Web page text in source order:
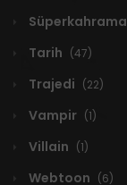
Tarih (47)
Trajedi (22)
Vampir (1)
Villain (1)
Webtoon (6)